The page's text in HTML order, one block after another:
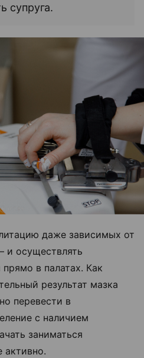
супруга.
даже зависимых от
и осуществлять
в палатах. Как
результат мазка
перевести в
с наличием
заниматься
активно.